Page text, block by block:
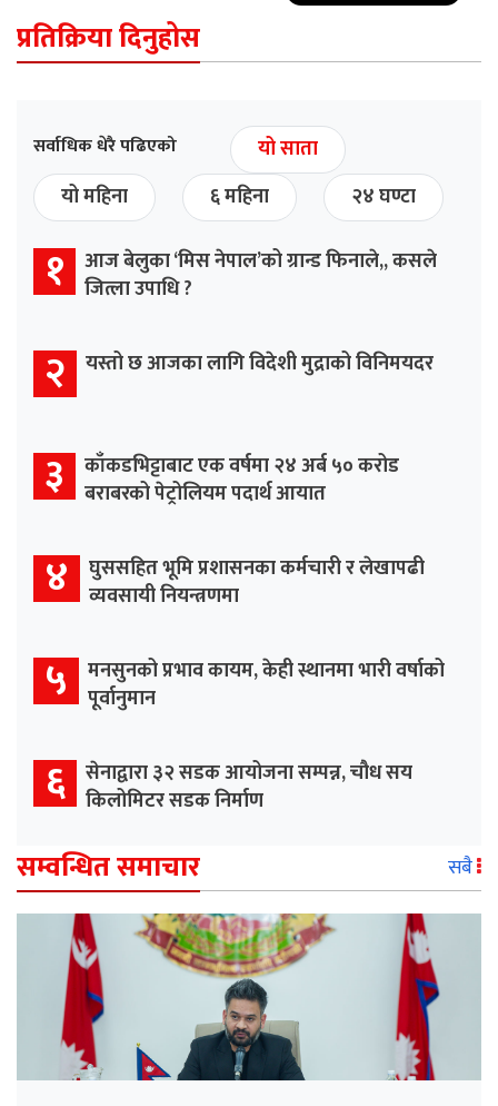
प्रतिक्रिया दिनुहोस
सर्वाधिक धेरै पढिएको
यो साता
यो महिना
६ महिना २४ घण्टा
१ आज बेलुका ‘मिस नेपाल’को ग्रान्ड फिनाले,, कसले
जित्ला उपाधि ?
२ यस्तो छ आजका लागि विदेशी मुद्राको विनिमयदर
३ काँकडभिट्टाबाट एक वर्षमा २४ अर्ब ५० करोड
बराबरको पेट्रोलियम पदार्थ आयात
४ घुससहित भूमि प्रशासनका कर्मचारी र लेखापढी
व्यवसायी नियन्त्रणमा
५ मनसुनको प्रभाव कायम, केही स्थानमा भारी वर्षाको
पूर्वानुमान
६ सेनाद्वारा ३२ सडक आयोजना सम्पन्न, चौध सय
किलोमिटर सडक निर्माण
सम्वन्धित समाचार सबै